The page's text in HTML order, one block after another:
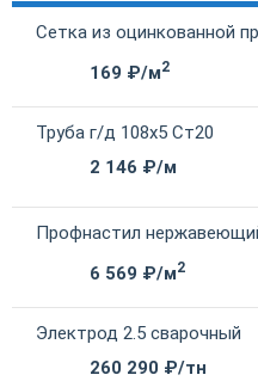
Сетка из оцинкованной
169 ₽/м2
Труба г/д 108х5 Ст20
2 146 ₽/м
Профнастил
6 569 ₽/м2
Электрод 2.5 сварочный
260 290 ₽/тн